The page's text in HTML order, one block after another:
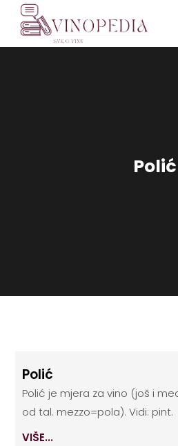
Polić
Polić
Polić je mjera za vino (još i
od tal. mezzo=pola). Vidi: pint.
VIŠE...